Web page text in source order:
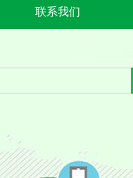
联系我们